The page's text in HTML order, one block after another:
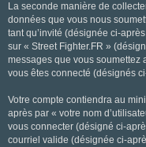
La seconde manière de
données que vous nous
tant qu’invité (désignée ci-
sur « Street Fighter.FR »
messages que vous soumettez
vous êtes connecté (désignés
Votre compte contiendra au
après par « votre nom
vous connecter (désigné ci-
courriel valide (désignée ci-